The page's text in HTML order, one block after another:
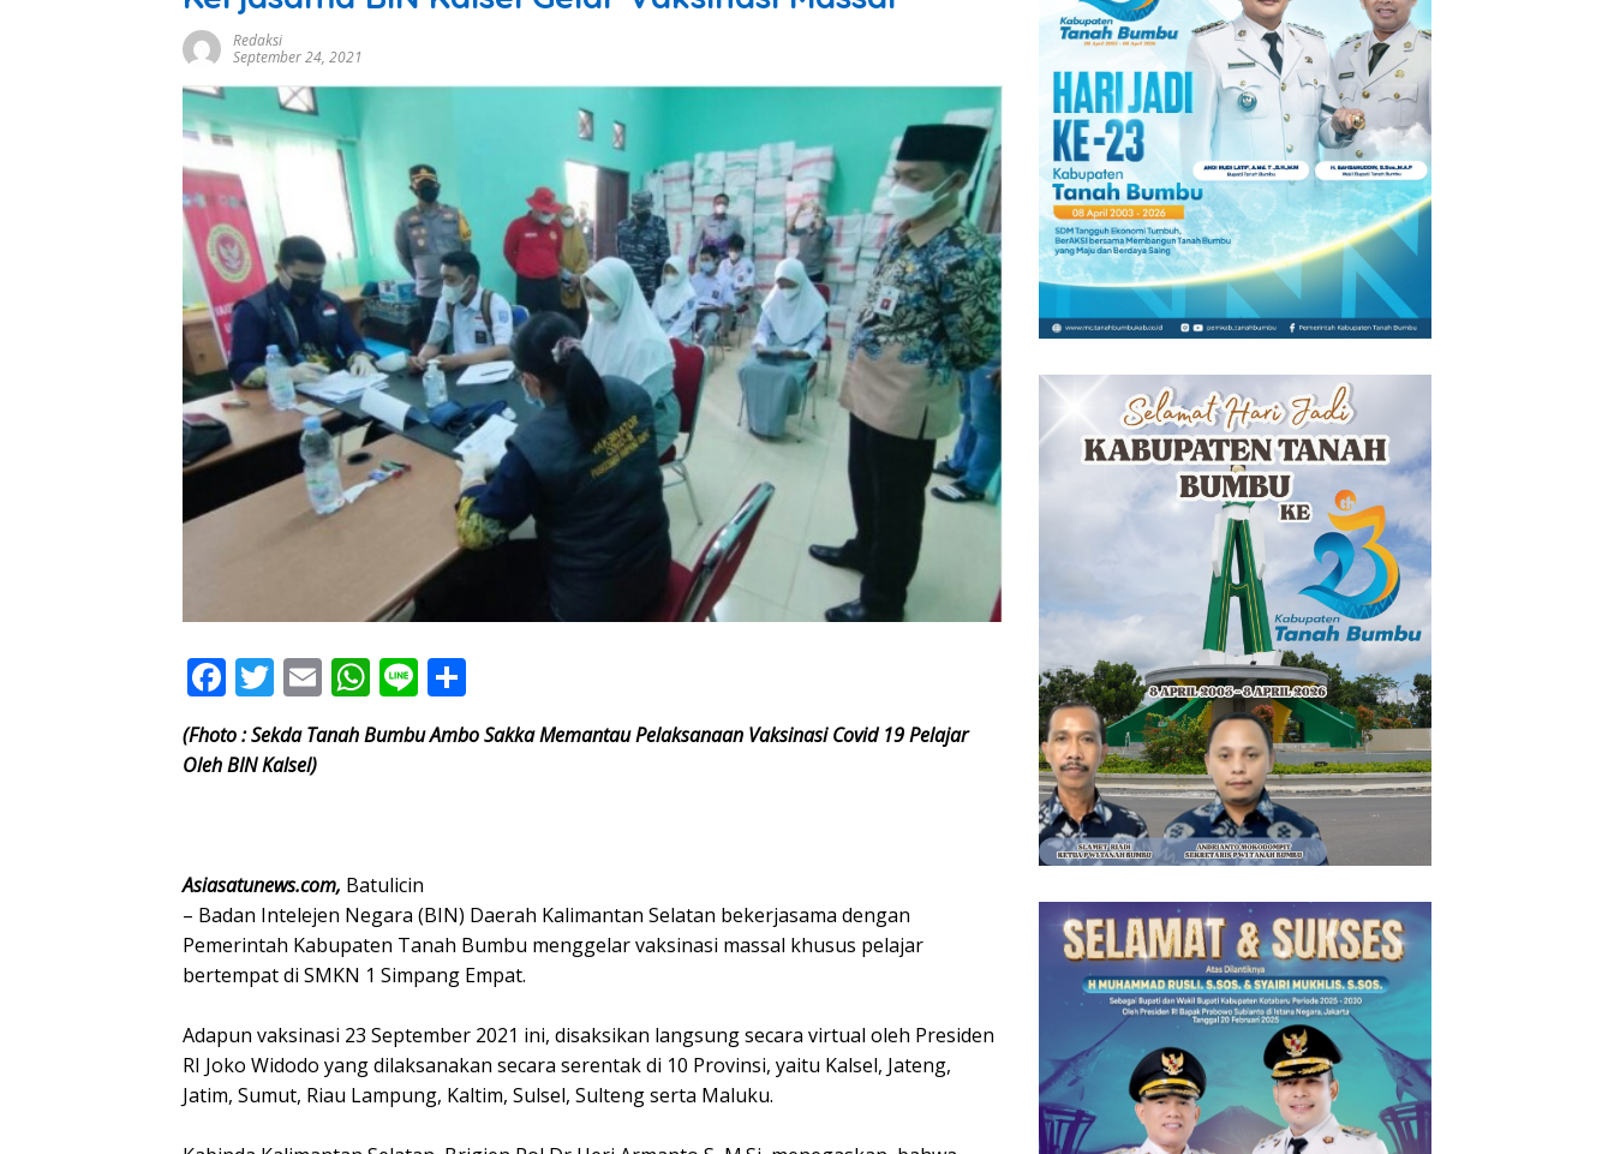
Redaksi
September 24, 2021
F
ac
e
o
k
T
w
itt
er
E
m
ai
W
h
at
p
p
Li
n
e
h
ar
(Fhoto : Sekda Tanah Bumbu Ambo Sakka Memantau Pelaksanaan Vaksinasi Covid 19 Pelajar
Oleh BIN Kalsel)
Asiasatunews.com, Batulicin
– Badan Intelejen Negara (BIN) Daerah Kalimantan Selatan bekerjasama dengan
Pemerintah Kabupaten Tanah Bumbu menggelar vaksinasi massal khusus pelajar
bertempat di SMKN 1 Simpang Empat.
Adapun vaksinasi 23 September 2021 ini, disaksikan langsung secara virtual oleh Presiden
RI Joko Widodo yang dilaksanakan secara serentak di 10 Provinsi, yaitu Kalsel, Jateng,
Jatim, Sumut, Riau Lampung, Kaltim, Sulsel, Sulteng serta Maluku.